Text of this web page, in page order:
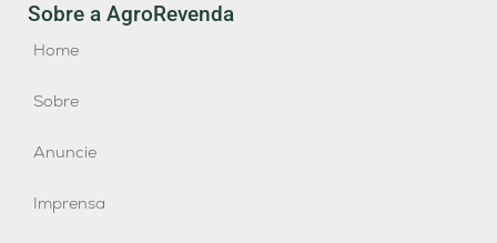
Sobre a AgroRevenda
Home
Sobre
Anuncie
Imprensa